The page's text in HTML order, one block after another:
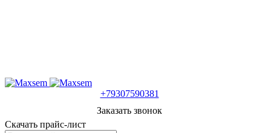
+79307590381
Заказать звонок
Скачать прайс-лист